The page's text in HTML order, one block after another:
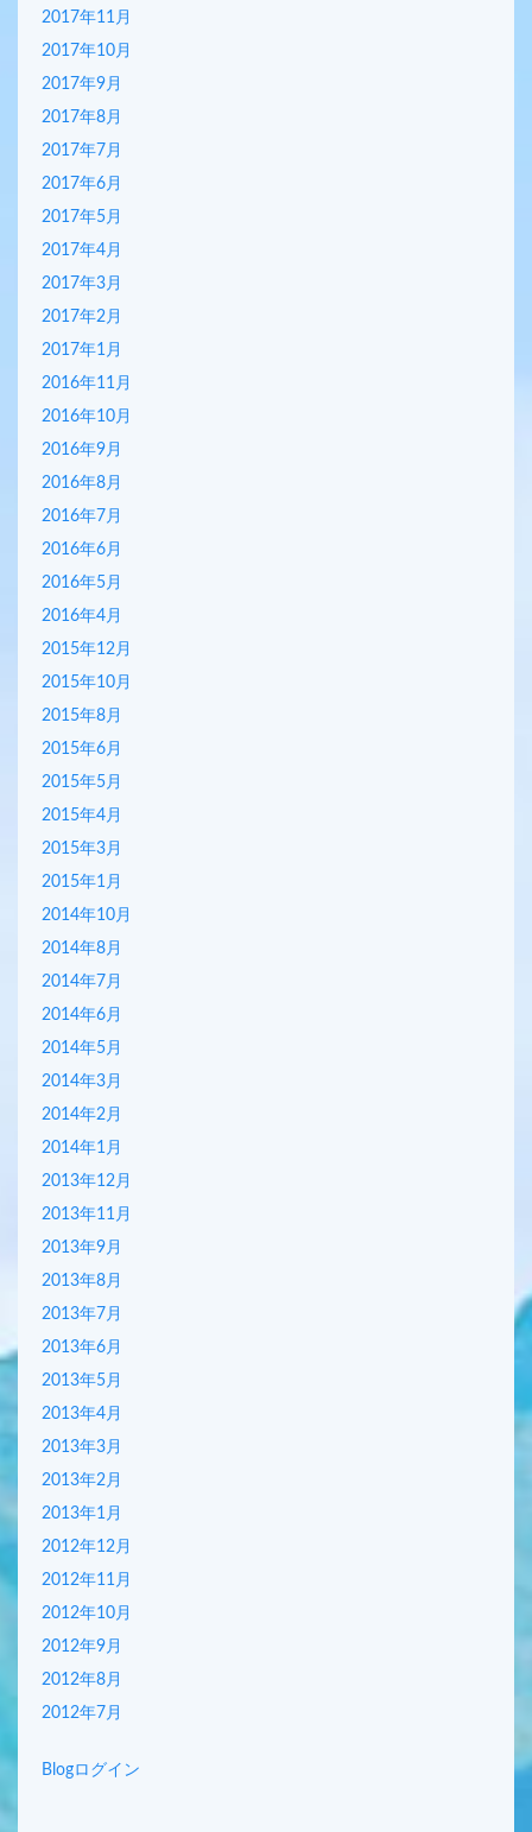
2017年11月
2017年10月
2017年9月
2017年8月
2017年7月
2017年6月
2017年5月
2017年4月
2017年3月
2017年2月
2017年1月
2016年11月
2016年10月
2016年9月
2016年8月
2016年7月
2016年6月
2016年5月
2016年4月
2015年12月
2015年10月
2015年8月
2015年6月
2015年5月
2015年4月
2015年3月
2015年1月
2014年10月
2014年8月
2014年7月
2014年6月
2014年5月
2014年3月
2014年2月
2014年1月
2013年12月
2013年11月
2013年9月
2013年8月
2013年7月
2013年6月
2013年5月
2013年4月
2013年3月
2013年2月
2013年1月
2012年12月
2012年11月
2012年10月
2012年9月
2012年8月
2012年7月
Blogログイン